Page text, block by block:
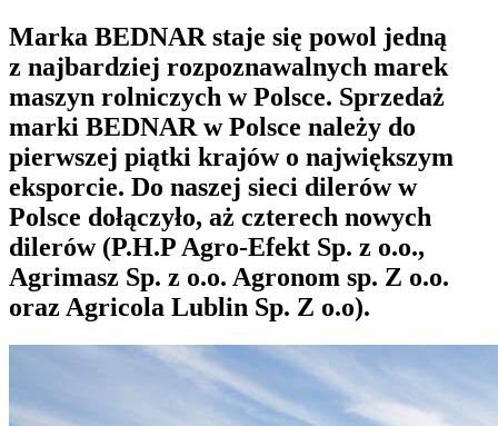
Marka BEDNAR staje się powol jedną
z najbardziej rozpoznawalnych marek
maszyn rolniczych w Polsce. Sprzedaż
marki BEDNAR w Polsce należy do
pierwszej piątki krajów o największym
eksporcie. Do naszej sieci dilerów w
Polsce dołączyło, aż czterech nowych
dilerów (P.H.P Agro-Efekt Sp. z o.o.,
Agrimasz Sp. z o.o. Agronom sp. Z o.o.
oraz Agricola Lublin Sp. Z o.o).